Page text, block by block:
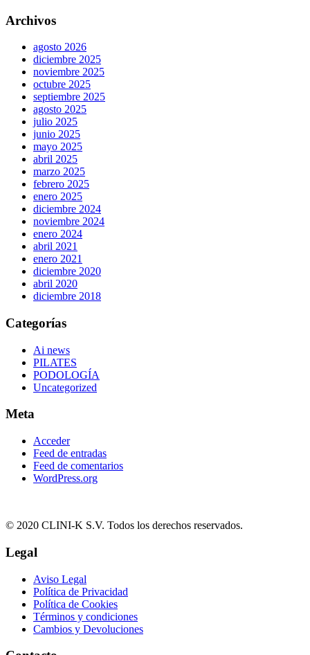
Archivos
agosto 2026
diciembre 2025
noviembre 2025
octubre 2025
septiembre 2025
agosto 2025
julio 2025
junio 2025
mayo 2025
abril 2025
marzo 2025
febrero 2025
enero 2025
diciembre 2024
noviembre 2024
enero 2024
abril 2021
enero 2021
diciembre 2020
abril 2020
diciembre 2018
Categorías
Ai news
PILATES
PODOLOGÍA
Uncategorized
Meta
Acceder
Feed de entradas
Feed de comentarios
WordPress.org
© 2020 CLINI-K S.V. Todos los derechos reservados.
Legal
Aviso Legal
Política de Privacidad
Política de Cookies
Términos y condiciones
Cambios y Devoluciones